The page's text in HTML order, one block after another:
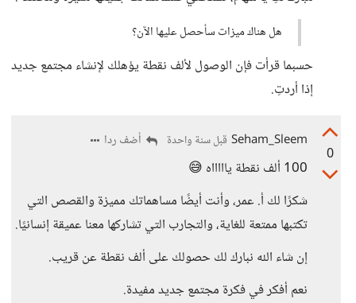
هل هناك ميزات سأحصل عليها الآن؟
حسبما قرأت فإن الوصول لألف نقطة يؤهلك لإنشاء مجتمع جديد
إذا أردتِ.
0
Seham_Sleem قبل سنة واحدة أضف ردا
100 ألف نقطة ياااااه 😅
شكرًا لك أ. عمر، وأنت أيضًا مساهماتك مميزة والقصص التي
تكتبها ممتعة للغاية، والتجارب التي تشاركها معنا عميقة إنسانيًا.
إن شاء الله نبارك لك حصولك على ألف نقطة عن قريب.
نعم أفكر في فكرة مجتمع جديد مفيدة.